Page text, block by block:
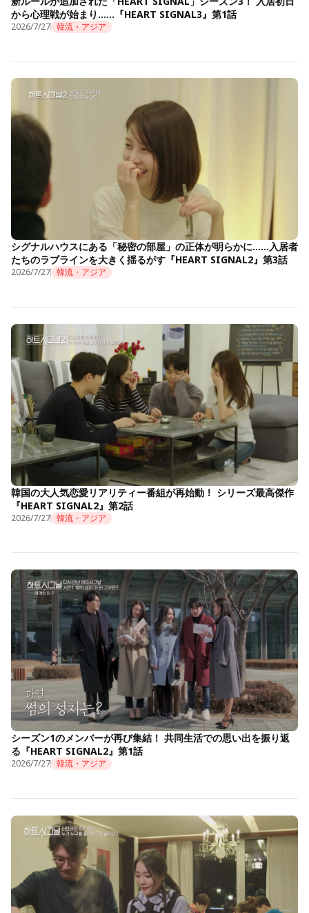
から心理戦が始まり……『HEART SIGNAL3』第1話
2026/7/27 韓流・アジア
シグナルハウスにある「秘密の部屋」の正体が明らかに……入居者
たちのラブラインを大きく揺るがす『HEART SIGNAL2』第3話
2026/7/27 韓流・アジア
韓国の大人気恋愛リアリティー番組が再始動！ シリーズ最高傑作
『HEART SIGNAL2』第2話
2026/7/27 韓流・アジア
シーズン1のメンバーが再び集結！ 共同生活での思い出を振り返
る『HEART SIGNAL2』第1話
2026/7/27 韓流・アジア